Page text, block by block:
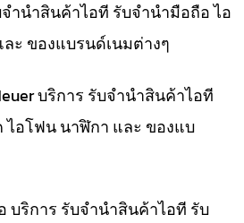
ำนำสินค้าไอที รับจำนำมือถือ ไอ
ะ ของแบรนด์เนมต่างๆ
บริการ รับจำนำสินค้าไอที
อโฟน นาฬิกา และ ของแบ
บริการ รับจำนำสินค้าไอที รับ